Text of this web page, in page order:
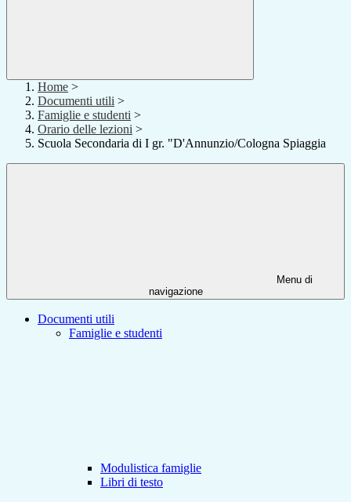
Home >
Documenti utili >
Famiglie e studenti >
Orario delle lezioni >
Scuola Secondaria di I gr. "D'Annunzio/Cologna Spiaggia
Menu di
navigazione
Documenti utili
Famiglie e studenti
Modulistica famiglie
Libri di testo